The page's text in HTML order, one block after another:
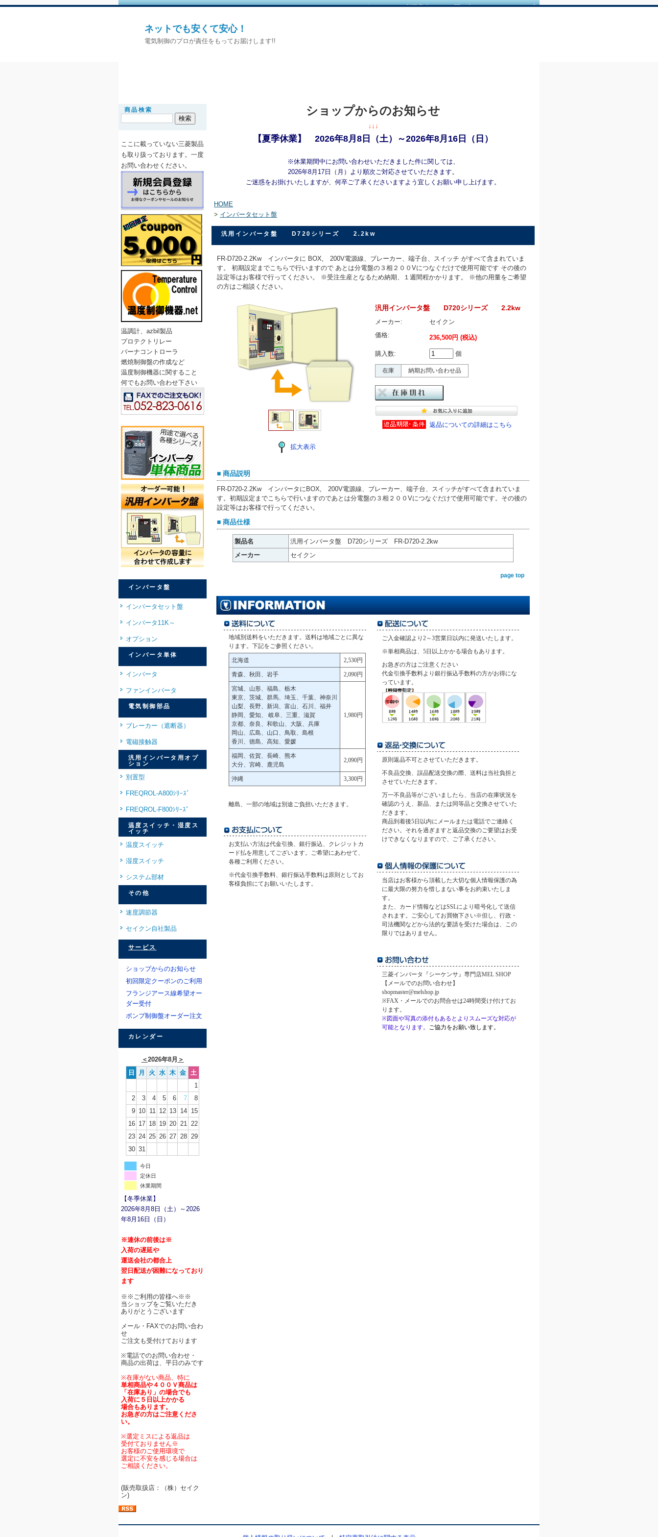
ネットでも安くて安心！
電気制御のプロが責任をもってお届けします!!
カートをみる ｜ マイページへログイン ｜ ご利用案内 ｜ お問い合せ ｜ サイトマップ
商品検索
ここに載っていない三菱製品
も取り扱っております。一度
お問い合わせください。
温調計、azbil製品
プロテクトリレー
バーナコントローラ
燃焼制御盤の作成など
温度制御機器に関すること
何でもお問い合わせ下さい
インバータ盤
インバータセット盤
インバータ11K～
オプション
インバータ単体
インバータ
ファンインバータ
電気制御部品
ブレーカー（遮断器）
電磁接触器
汎用インバータ用オプ
ション
別置型
FREQROL-A800ｼﾘｰｽﾞ
FREQROL-F800ｼﾘｰｽﾞ
温度スイッチ・湿度ス
イッチ
温度スイッチ
湿度スイッチ
システム部材
その他
速度調節器
セイクン自社製品
サービス
ショップからのお知らせ
初回限定クーポンのご利用
フランジアース線希望オー
ダー受付
ポンプ制御盤オーダー注文
カレンダー
＜2026年8月 ＞
日
月 火 水 木 金 土
1
2
3 4 5 6 7
8
9 10 11 12 13 14 15
16 17 18 19 20 21 22
23 24 25 26 27 28 29
30 31
今日
定休日
休業期間
【冬季休業】
2026年8月8日（土）～2026
年8月16日（日）
※連休の前後は※
入荷の遅延や
運送会社の都合上
翌日配送が困難になっており
ます
※※ご利用の皆様へ※※
当ショップをご覧いただき
ありがとうございます
メール・FAXでのお問い合わ
せ
ご注文も受付けております
※電話でのお問い合わせ・
商品の出荷は、平日のみです
※在庫がない商品、特に
単相商品や４００Ｖ商品は
「在庫あり」の場合でも
入荷に５日以上かかる
場合もあります。
お急ぎの方はご注意くださ
い。
※選定ミスによる返品は
受付ておりません※
お客様のご使用環境で
選定に不安を感じる場合は
ご相談ください。
(販売取扱店：（株）セイク
ン)
ショップからのお知らせ
↓↓↓
【夏季休業】 2026年8月8日（土）～2026年8月16日（日）
※休業期間中にお問い合わせいただきました件に関しては、
2026年8月17日（月）より順次ご対応させていただきます。
ご迷惑をお掛けいたしますが、何卒ご了承くださいますよう宜しくお願い申し上げます。
HOME
> インバータセット盤
汎用インバータ盤 D720シリーズ 2.2kw
FR-D720-2.2Kw インバータに BOX, 200V電源線、ブレーカー、端子台、スイッチ がすべて含まれていま
す。 初期設定までこちらで行いますので あとは分電盤の３相２００Vにつなぐだけで使用可能です その後の
設定等はお客様で行ってください。 ※受注生産となるため納期、１週間程かかります。 ※他の用量をご希望
の方はご相談ください。
拡大表示
汎用インバータ盤 D720シリーズ 2.2kw
メーカー:
セイクン
価格:
236,500円 (税込)
購入数: 個
在庫 納期お問い合わせ品
返品についての詳細はこちら
■ 商品説明
FR-D720-2.2Kw インバータにBOX, 200V電源線、ブレーカー、端子台、スイッチがすべて含まれていま
す。初期設定までこちらで行いますのであとは分電盤の３相２００Vにつなぐだけで使用可能です。その後の
設定等はお客様で行ってください。
■ 商品仕様
製品名
汎用インバータ盤 D720シリーズ FR-D720-2.2kw
メーカー
セイクン
page top
地域別送料をいただきます。送料は地域ごとに異な
ります。下記をご参照ください。
北海道 2,530円
青森、秋田、岩手 2,090円
宮城、山形、福島、栃木
東京、茨城、群馬、埼玉、千葉、神奈川
山梨、長野、新潟、富山、石川、福井
静岡、愛知、 岐阜、三重、滋賀
京都、奈良、和歌山、大阪、兵庫
岡山、広島、山口、鳥取、島根
香川、徳島、高知、愛媛
1,980円
福岡、佐賀、長崎、熊本
大分、宮崎、鹿児島
2,090円
沖縄 3,300円
離島、一部の地域は別途ご負担いただきます。
お支払い方法は代金引換、銀行振込、クレジットカ
ード払を用意してございます。ご希望にあわせて、
各種ご利用ください。
※代金引換手数料、銀行振込手数料は原則としてお
客様負担にてお願いいたします。
ご入金確認より2～3営業日以内に発送いたします。
※単相商品は、5日以上かかる場合もあります。
お急ぎの方はご注意ください
代金引換手数料より銀行振込手数料の方がお得にな
っています。
原則返品不可とさせていただきます。
不良品交換、誤品配送交換の際、送料は当社負担と
させていただきます。
万一不良品等がございましたら、当店の在庫状況を
確認のうえ、新品、または同等品と交換させていた
だきます。
商品到着後5日以内にメールまたは電話でご連絡く
ださい。それを過ぎますと返品交換のご要望はお受
けできなくなりますので、ご了承ください。
当店はお客様から頂載した大切な個人情報保護の為
に最大限の努力を惜しまない事をお約束いたしま
す。
また、カード情報などはSSLにより暗号化して送信
されます。ご安心してお買物下さい※但し、行政・
司法機関などから法的な要請を受けた場合は、この
限りではありません。
三菱インバータ『シーケンサ』専門店MEL SHOP
【メールでのお問い合わせ】
shopmaster@melshop.jp
※FAX・メールでのお問合せは24時間受け付けてお
ります。
※図面や写真の添付もあるとよりスムーズな対応が
可能となります。 ご協力をお願い致します。